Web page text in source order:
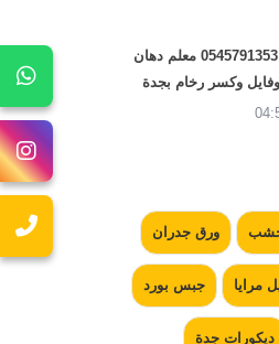
معلم دهانات جدة 0545791353 معلم دهان
وكسر رخام بجدة
خشب ورق جدران
مرايا جبس بورد
ديكورات جدة